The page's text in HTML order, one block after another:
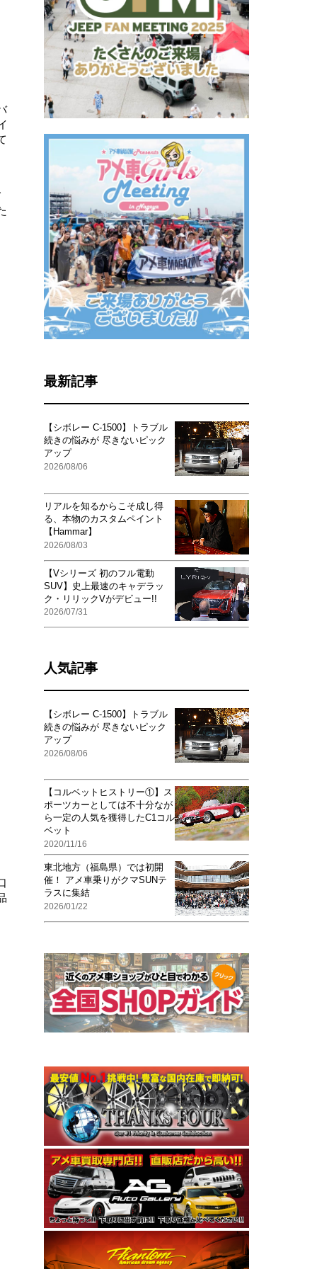
最新記事
【シボレー C-1500】トラブル
続きの悩みが 尽きないピック
アップ
2026/08/06
リアルを知るからこそ成し得
る、本物のカスタムペイント
【Hammar】
2026/08/03
【Vシリーズ 初のフル電動
SUV】史上最速のキャデラッ
ク・リリックVがデビュー!!
2026/07/31
人気記事
【シボレー C-1500】トラブル
続きの悩みが 尽きないピック
アップ
2026/08/06
【コルベットヒストリー①】ス
ポーツカーとしては不十分なが
ら一定の人気を獲得したC1コル
ベット
2020/11/16
東北地方（福島県）では初開
催！ アメ車乗りがクマSUNテ
ラスに集結
2026/01/22